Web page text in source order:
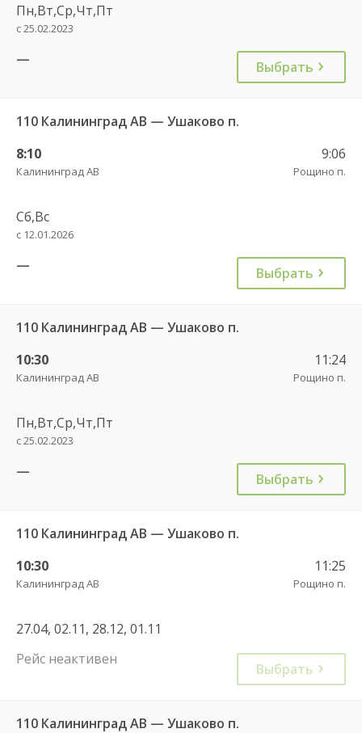
Пн,Вт,Ср,Чт,Пт
с 25.02.2023
— Выбрать
110 Калининград АВ — Ушаково п.
8:10
Калининград АВ
9:06
Рощино п.
Сб,Вс
с 12.01.2026
— Выбрать
110 Калининград АВ — Ушаково п.
10:30
Калининград АВ
11:24
Рощино п.
Пн,Вт,Ср,Чт,Пт
с 25.02.2023
— Выбрать
110 Калининград АВ — Ушаково п.
10:30
Калининград АВ
11:25
Рощино п.
27.04, 02.11, 28.12, 01.11
Рейс неактивен
Выбрать
110 Калининград АВ — Ушаково п.